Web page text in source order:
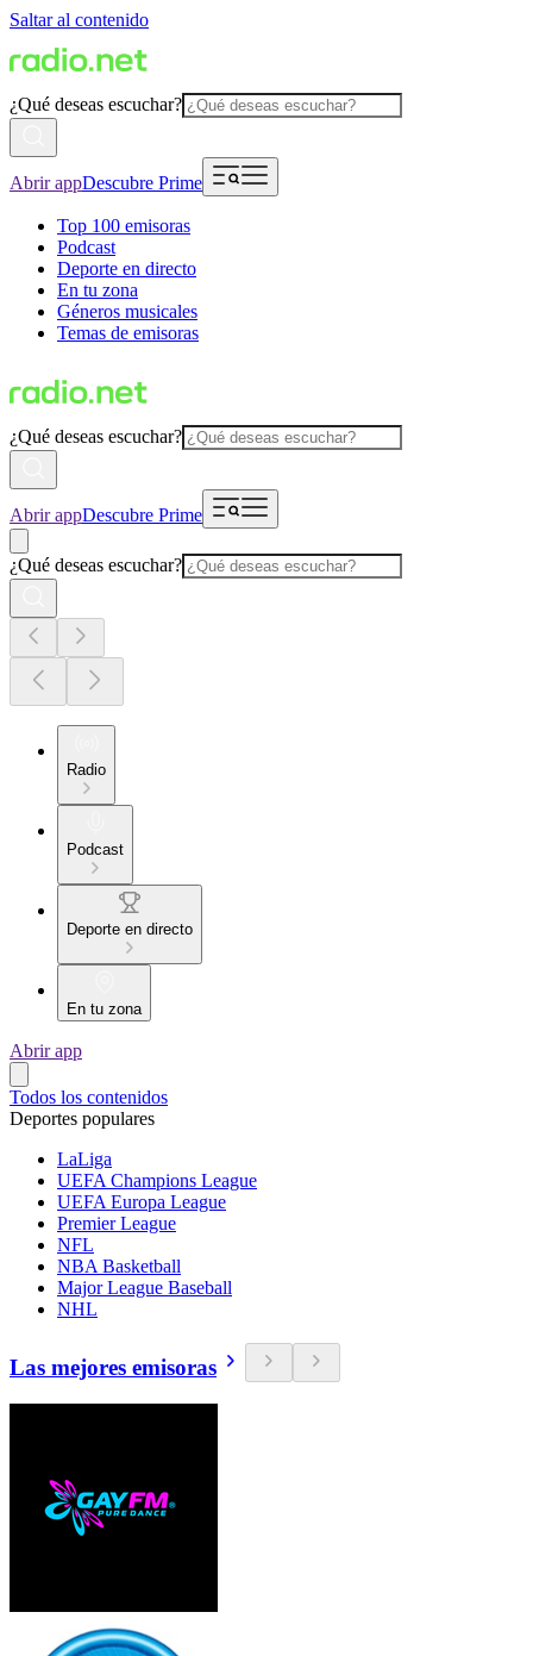
Saltar al contenido
¿Qué deseas escuchar?
Abrir appDescubre Prime
Top 100 emisoras
Podcast
Deporte en directo
En tu zona
Géneros musicales
Temas de emisoras
¿Qué deseas escuchar?
Abrir appDescubre Prime
¿Qué deseas escuchar?
Radio
Podcast
Deporte en directo
En tu zona
Abrir app
Todos los contenidos
Deportes populares
LaLiga
UEFA Champions League
UEFA Europa League
Premier League
NFL
NBA Basketball
Major League Baseball
NHL
Las mejores emisoras